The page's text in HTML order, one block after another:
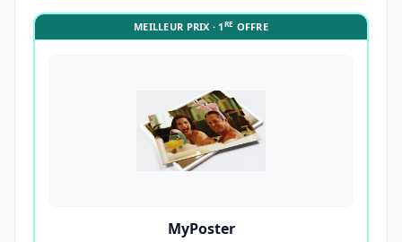
MEILLEUR PRIX · 1RE OFFRE
MyPoster